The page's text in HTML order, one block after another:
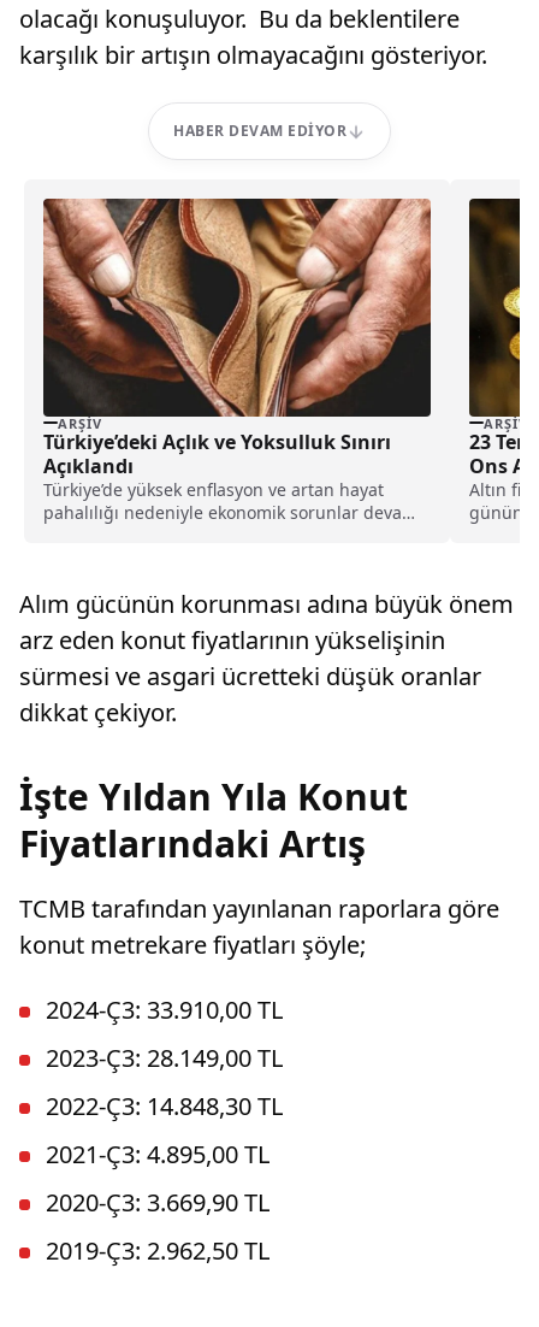
olacağı konuşuluyor. Bu da beklentilere
karşılık bir artışın olmayacağını gösteriyor.
HABER DEVAM EDIYOR
ARŞIV
Türkiye’deki Açlık ve Yoksulluk Sınırı
Açıklandı
Türkiye’de yüksek enflasyon ve artan hayat
pahalılığı nedeniyle ekonomik sorunlar devam
ARŞIV
23
Ons
Altın
gününe
Alım gücünün korunması adına büyük önem
arz eden konut fiyatlarının yükselişinin
sürmesi ve asgari ücretteki düşük oranlar
dikkat çekiyor.
İşte Yıldan Yıla Konut
Fiyatlarındaki Artış
TCMB tarafından yayınlanan raporlara göre
konut metrekare fiyatları şöyle;
2024-Ç3: 33.910,00 TL
2023-Ç3: 28.149,00 TL
2022-Ç3: 14.848,30 TL
2021-Ç3: 4.895,00 TL
2020-Ç3: 3.669,90 TL
2019-Ç3: 2.962,50 TL